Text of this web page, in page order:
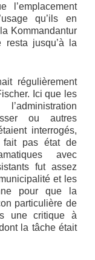
l’emplacement
qu’ils en
Kommandantur
jusqu’à la
régulièrement
Ici que les
ou autres
interrogés,
fait pas état de
avec
fut assez
et les
pour que la
particulière de
une critique à
la tâche était